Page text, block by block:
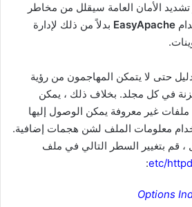
تشديد الأمان العامة سيقلل من مخاطر
EasyApache بدلاً من ذلك لإدارة
حتى لا يتمكن المهاجمون من رؤية
في كل مجلد. بخلاف ذلك ، يمكن
غير معروفة يمكن الوصول إليها
معلومات الملف لشن هجمات إضافية.
، قم بتغيير السطر التالي في ملف
:
Options